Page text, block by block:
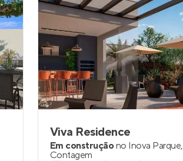
Viva Residence
Em construçãono Inova Parque,
Contagem